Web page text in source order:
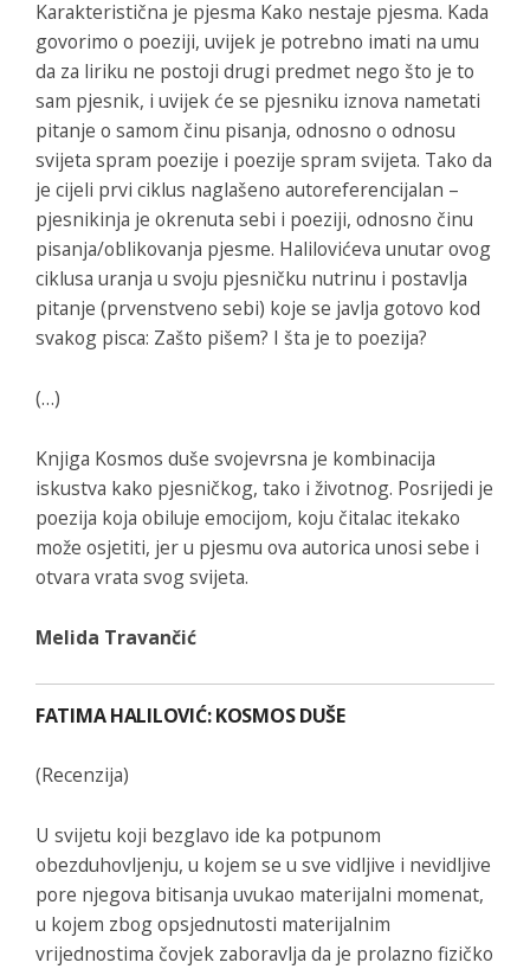
Karakteristična je pjesma Kako nestaje pjesma. Kada
govorimo o poeziji, uvijek je potrebno imati na umu
da za liriku ne postoji drugi predmet nego što je to
sam pjesnik, i uvijek će se pjesniku iznova nametati
pitanje o samom činu pisanja, odnosno o odnosu
svijeta spram poezije i poezije spram svijeta. Tako da
je cijeli prvi ciklus naglašeno autoreferencijalan –
pjesnikinja je okrenuta sebi i poeziji, odnosno činu
pisanja/oblikovanja pjesme. Halilovićeva unutar ovog
ciklusa uranja u svoju pjesničku nutrinu i postavlja
pitanje (prvenstveno sebi) koje se javlja gotovo kod
svakog pisca: Zašto pišem? I šta je to poezija?
(…)
Knjiga Kosmos duše svojevrsna je kombinacija
iskustva kako pjesničkog, tako i životnog. Posrijedi je
poezija koja obiluje emocijom, koju čitalac itekako
može osjetiti, jer u pjesmu ova autorica unosi sebe i
otvara vrata svog svijeta.
Melida Travančić
FATIMA HALILOVIĆ: KOSMOS DUŠE
(Recenzija)
U svijetu koji bezglavo ide ka potpunom
obezduhovljenju, u kojem se u sve vidljive i nevidljive
pore njegova bitisanja uvukao materijalni momenat,
u kojem zbog opsjednutosti materijalnim
vrijednostima čovjek zaboravlja da je prolazno fizičko